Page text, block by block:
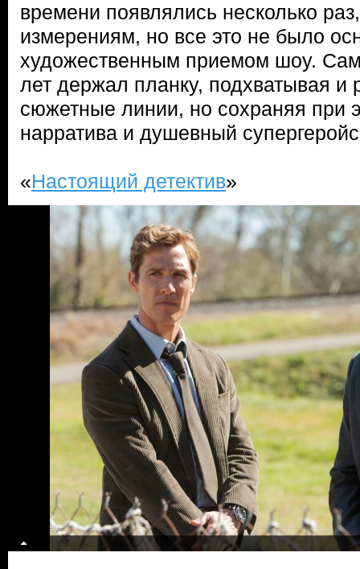
времени появлялись несколько
измерениям, но все это не было
художественным приемом шоу.
лет держал планку, подхватывая и
сюжетные линии, но сохраняя при
нарратива и душевный
«Настоящий детектив»